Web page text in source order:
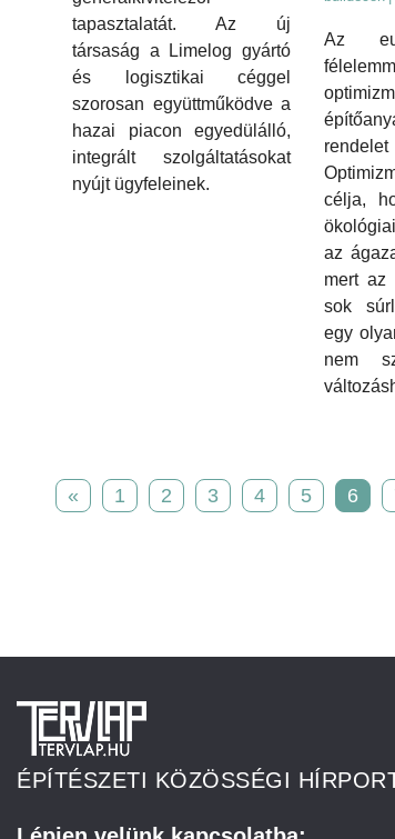
tapasztalatát. Az új
társaság a Limelog gyártó
és logisztikai céggel
szorosan együttműködve a
hazai piacon egyedülálló,
integrált szolgáltatásokat
nyújt ügyfeleinek.
Az
célja,
az
mert az
sok
egy
nem
« 1 2 3 4 5 6
ÉPÍTÉSZETI KÖZÖSSÉGI